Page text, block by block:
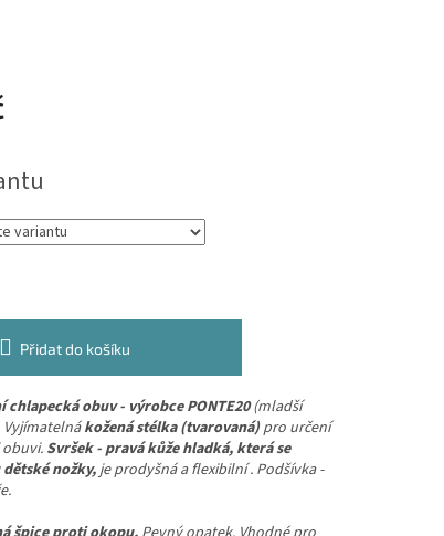
Přidat do košíku
chlapecká obuv - výrobce PONTE20(mladší
Vyjímatelnákožená stélka (tvarovaná)pro určení
Svršek - pravá kůže hladká, která se
nožky,je prodyšná a flexibilní . Podšívka -